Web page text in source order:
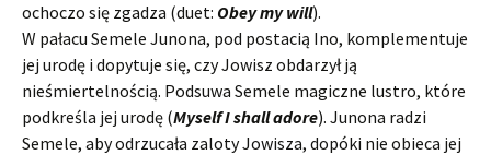
ochoczo się zgadza (duet: Obey my will).
W pałacu Semele Junona, pod postacią Ino, komplementuje
jej urodę i dopytuje się, czy Jowisz obdarzył ją
nieśmiertelnością. Podsuwa Semele magiczne lustro, które
podkreśla jej urodę (Myself I shall adore). Junona radzi
Semele, aby odrzucała zaloty Jowisza, dopóki nie obieca jej